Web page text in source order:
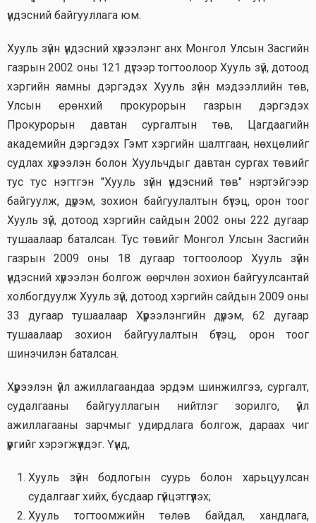
үндэсний байгууллага юм.
Хууль зүйн үндэсний хүрээлэнг анх Монгол Улсын Засгийн
газрын 2002 оны 121 дүгээр тогтоолоор Хууль зүй, дотоод
хэргийн яамны дэргэдэх Хууль зүйн мэдээллийн төв,
Улсын ерөнхий прокурорын газрын дэргэдэх
Прокурорын давтан сургалтын төв, Цагдаагийн
академийн дэргэдэх Гэмт хэргийн шалтгаан, нөхцөлийг
судлах хүрээлэн болон Хуульчдыг давтан сургах төвийг
тус тус нэгтгэн "Хууль зүйн үндэсний төв" нэртэйгээр
байгуулж, дүрэм, зохион байгуулалтын бүтэц, орон тоог
Хууль зүй, дотоод хэргийн сайдын 2002 оны 222 дугаар
тушаалаар баталсан. Тус төвийг Монгол Улсын Засгийн
газрын 2009 оны 18 дугаар тогтоолоор Хууль зүйн
үндэсний хүрээлэн болгож өөрчлөн зохион байгуулсантай
холбогдуулж Хууль зүй, дотоод хэргийн сайдын 2009 оны
33 дугаар тушаалаар Хүрээлэнгийн дүрэм, 62 дугаар
тушаалаар зохион байгуулалтын бүтэц, орон тоог
шинэчилэн баталсан.
Хүрээлэн үйл ажиллагаандаа эрдэм шинжилгээ, сургалт,
судалгааны байгууллагын нийтлэг зорилго, үйл
ажиллагааны зарчмыг удирдлага болгож, дараах чиг
үүргийг хэрэгжүүлдэг. Үүнд,
Хууль зүйн бодлогын суурь болон харьцуулсан
судалгааг хийх, бусдаар гүйцэтгүүлэх;
Хууль тогтоомжийн төлөв байдал, хандлага,